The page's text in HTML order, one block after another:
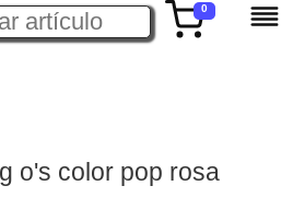
0
o's color pop rosa